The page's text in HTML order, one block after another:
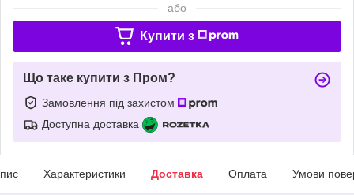
або
Купити з
Що таке купити з Пром?
Замовлення під захистом
Доступна доставка
Характеристики Доставка Оплата Умови